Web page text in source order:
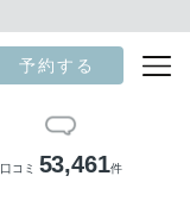
予約する
口コミ 53,461件